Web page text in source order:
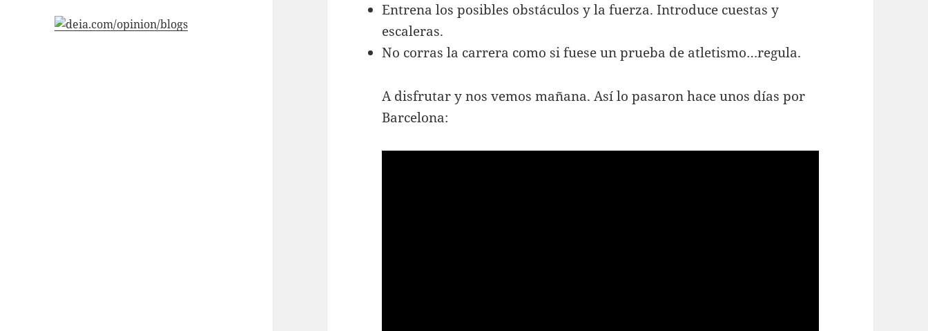
Entrena los posibles obstáculos y la fuerza. Introduce cuestas y
escaleras.
No corras la carrera como si fuese un prueba de atletismo…regula.
A disfrutar y nos vemos mañana. Así lo pasaron hace unos días por
Barcelona: